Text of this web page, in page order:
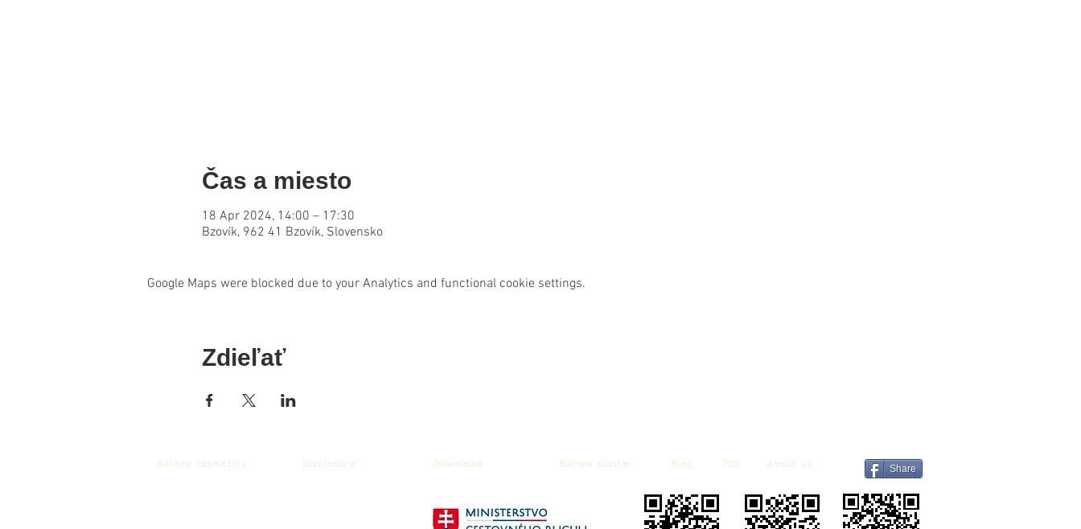
Čas a miesto
18 Apr 2024, 14:00 – 17:30
Bzovík, 962 41 Bzovík, Slovensko
Google Maps were blocked due to your Analytics and functional cookie settings.
Zdieľať
Balnea cosmetics Disclosure Download Balnea cluster Blog TIC About us Share